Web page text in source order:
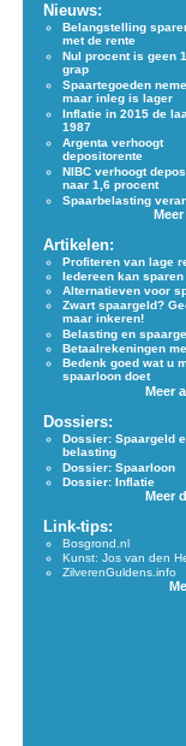
Nieuws:
Belangstelling
met de rente
Nul procent is geen
grap
Spaartegoeden
maar inleg is lager
Inflatie in 2015 de
1987
Argenta verhoogt
depositorente
NIBC verhoogt
naar 1,6 procent
Spaarbelasting
Artikelen:
Profiteren van lage
Iedereen kan sparen
Alternatieven voor
Zwart spaargeld?
maar inkeren!
Belasting en
Betaalrekeningen
Bedenk goed wat u
spaarloon doet
Meer
Dossiers:
Dossier: Spaargeld
belasting
Dossier: Spaarloon
Dossier: Inflatie
Meer
Link-tips:
Bosgrond.nl
Kunst: Jos van den
ZilverenGuldens.info